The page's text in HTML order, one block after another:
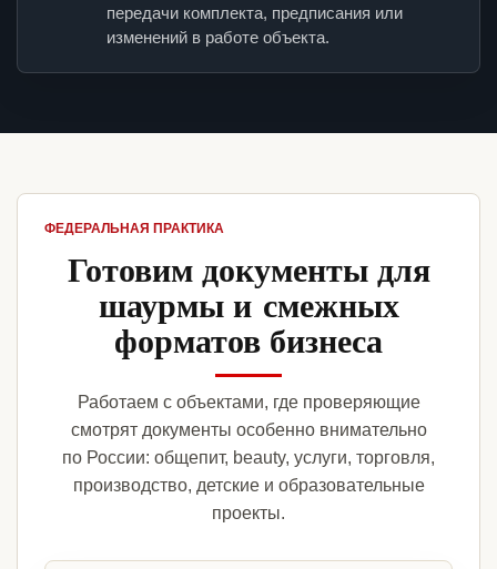
передачи комплекта, предписания или
изменений в работе объекта.
ФЕДЕРАЛЬНАЯ ПРАКТИКА
Готовим документы для
шаурмы и смежных
форматов бизнеса
Работаем с объектами, где проверяющие
смотрят документы особенно внимательно
по России: общепит, beauty, услуги, торговля,
производство, детские и образовательные
проекты.